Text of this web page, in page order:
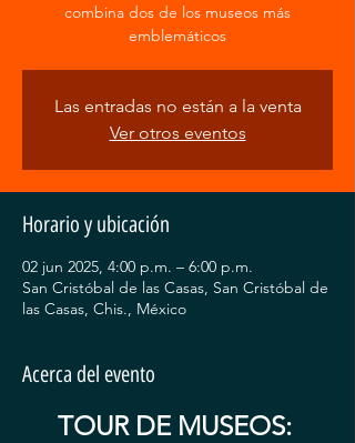
combina dos de los museos más
emblemáticos
Las entradas no están a la venta
Ver otros eventos
Horario y ubicación
02 jun 2025, 4:00 p.m. – 6:00 p.m.
San Cristóbal de las Casas, San Cristóbal de
las Casas, Chis., México
Acerca del evento
TOUR DE MUSEOS: